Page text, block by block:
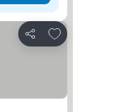
Paylaş
Favorilerime ekle